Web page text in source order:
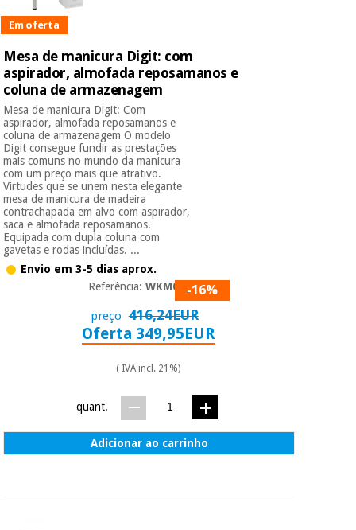
Veterinária
Ortopedia
Instrumental
cirúrgico
(liquidação)
Em oferta
Mesa de manicura Digit: com
aspirador, almofada reposamanos e
coluna de armazenagem
Mesa de manicura Digit: Com
aspirador, almofada reposamanos e
coluna de armazenagem O modelo
Digit consegue fundir as prestações
mais comuns no mundo da manicura
com um preço mais que atrativo.
Virtudes que se unem nesta elegante
mesa de manicura de madeira
contrachapada em alvo com aspirador,
saca e almofada reposamanos.
Equipada com dupla coluna com
gavetas e rodas incluídas. ...
Envio em 3-5 dias aprox.
Referência:WKM002-16%
preço 416,24EUR
Oferta 349,95EUR
( IVA incl. 21%)
quant.
Adicionar ao carrinho